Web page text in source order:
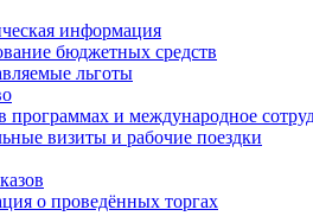
информация
бюджетных средств
льготы
программах и международное
визиты и рабочие поездки
о проведённых торгах